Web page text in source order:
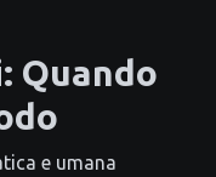
Quando
e umana